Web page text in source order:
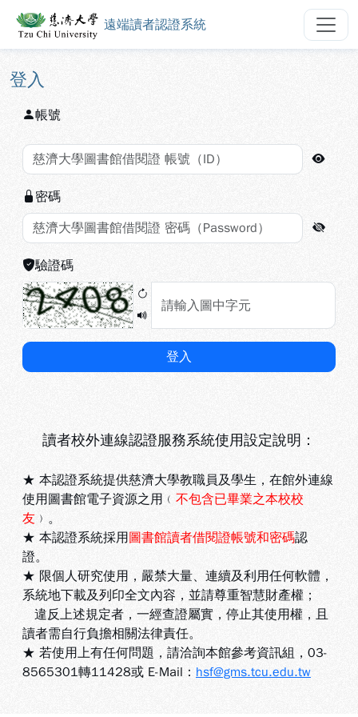
跳到主要內容
:::
慈濟大學圖書館遠端讀者認證系統
遠端讀者認證系統
:::
登入
帳號
密碼
驗證碼
登入
讀者校外連線認證服務系統使用設定說明：
★ 本認證系統提供慈濟大學教職員及學生，在館外連線
使用圖書館電子資源之用﹙ 不包含已畢業之本校校
友 ﹚。
★ 本認證系統採用圖書館讀者借閱證帳號和密碼認
證。
★ 限個人研究使用，嚴禁大量、連續及利用任何軟體，
系統地下載及列印全文內容，並請尊重智慧財產權；
違反上述規定者，一經查證屬實，停止其使用權，且
讀者需自行負擔相關法律責任。
★ 若使用上有任何問題，請洽詢本館參考資訊組，03-
8565301轉11428或 E-Mail： hsf@gms.tcu.edu.tw